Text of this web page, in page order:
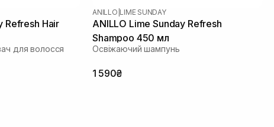
Refresh Hair
для волосся
ANILLO LIME SUNDAY
ANILLO Lime Sunday Refresh
Shampoo 450 мл
Освіжаючий шампунь
1 590₴